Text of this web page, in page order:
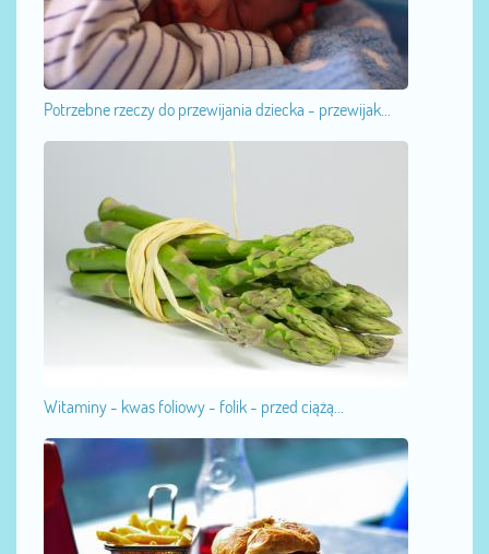
Potrzebne rzeczy do przewijania dziecka - przewijak...
Witaminy - kwas foliowy - folik - przed ciążą...